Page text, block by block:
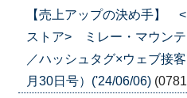
【売上アップの決め手】
ストア> ミレー・マウン
／ハッシュタグ×ウェブ接
月30日号）('24/06/06)